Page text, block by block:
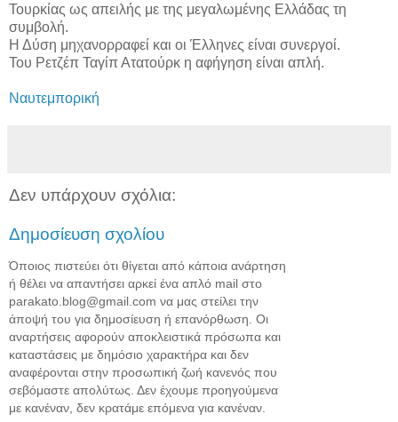
Τουρκίας ως απειλής με της μεγαλωμένης Ελλάδας τη
συμβολή.
Η Δύση μηχανορραφεί και οι Έλληνες είναι συνεργοί.
Του Ρετζέπ Ταγίπ Ατατούρκ η αφήγηση είναι απλή.
Ναυτεμπορική
Δεν υπάρχουν σχόλια:
Δημοσίευση σχολίου
Όποιος πιστεύει ότι θίγεται από κάποια ανάρτηση
ή θέλει να απαντήσει αρκεί ένα απλό mail στο
parakato.blog@gmail.com να μας στείλει την
άποψή του για δημοσίευση ή επανόρθωση. Οι
αναρτήσεις αφορούν αποκλειστικά πρόσωπα και
καταστάσεις με δημόσιο χαρακτήρα και δεν
αναφέρονται στην προσωπική ζωή κανενός που
σεβόμαστε απολύτως. Δεν έχουμε προηγούμενα
με κανέναν, δεν κρατάμε επόμενα για κανέναν.